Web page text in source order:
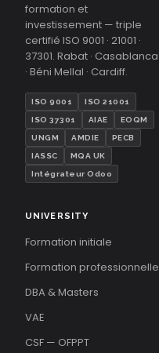
formation et
investissement — triple
certifié ISO 9001 · 21001 ·
37301. Rabat · Casablanca
· Béni Mellal · Cardiff.
ISO 9001 ISO 21001
ISO 37301 AIAE EOQM
UNGM AMDIE PECB
IASSC MQA UK
Intégrateur Odoo
UNIVERSITY
Formation initiale
Formation professionnelle
DBA & Masters
VAE
CSF — OFPPT